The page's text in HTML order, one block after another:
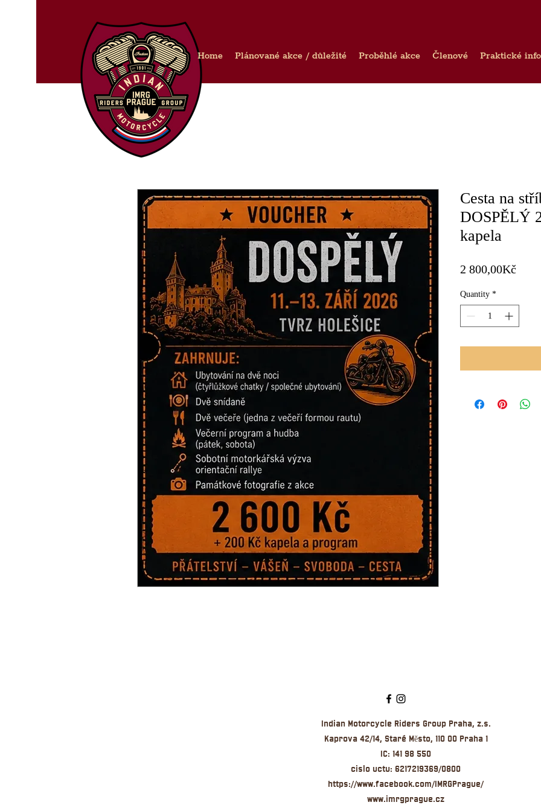
Home Plánované akce / důležité Proběhlé akce Členové Praktické
Cesta na
DOSPĚLÝ
kapela
2 800,00KčPrice
Quantity *
Indian Motorcycle Riders Group Praha, z.s.
Kaprova 42/14, Staré Město, 110 00 Praha 1
IC: 141 98 550
cislo uctu: 6217219369/0800
https://www.facebook.com/IMRGPrague/
www.imrgprague.cz